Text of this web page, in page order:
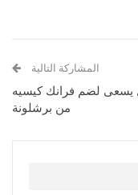
المشاركة التالية
يسعى لضم فرانك كيسيه
من برشلونة